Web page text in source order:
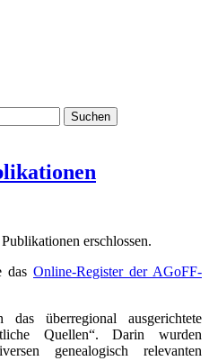
erschlossen.
das Online-Register der AGoFF-
überregional ausgerichtete
Quellen“. Darin wurden
genealogisch relevanten